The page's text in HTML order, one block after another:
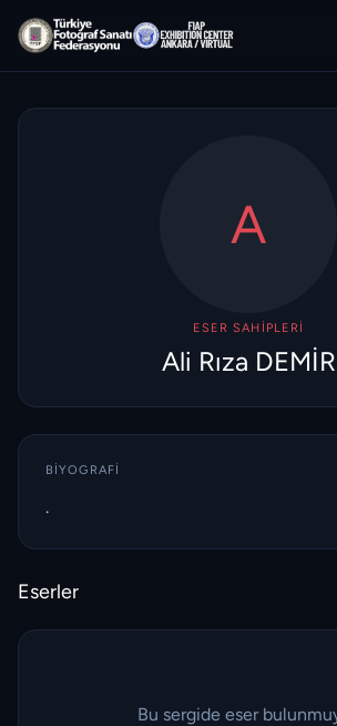
A
ESER SAHIPLERI
Ali Rıza DEMİR
BIYOGRAFI
.
Eserler
Bu sergide eser